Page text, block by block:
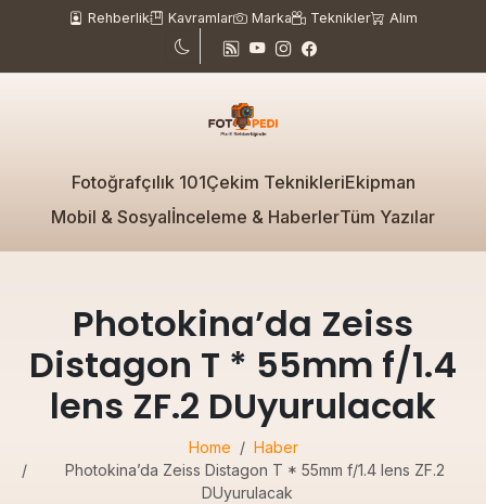
Rehberlik Kavramlar Marka Teknikler Alım
Fotoğrafçılık 101Çekim TeknikleriEkipman
Mobil & Sosyalİnceleme & HaberlerTüm Yazılar
Photokina’da Zeiss
Distagon T * 55mm f/1.4
lens ZF.2 DUyurulacak
Home
Haber
Photokina’da Zeiss Distagon T * 55mm f/1.4 lens ZF.2
DUyurulacak